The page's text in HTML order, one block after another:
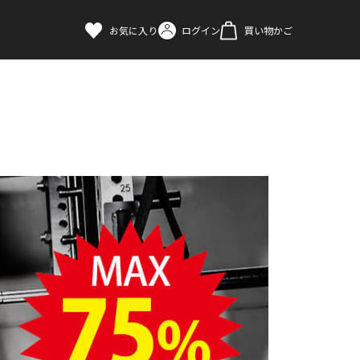
お気に入り ログイン 買い物かご